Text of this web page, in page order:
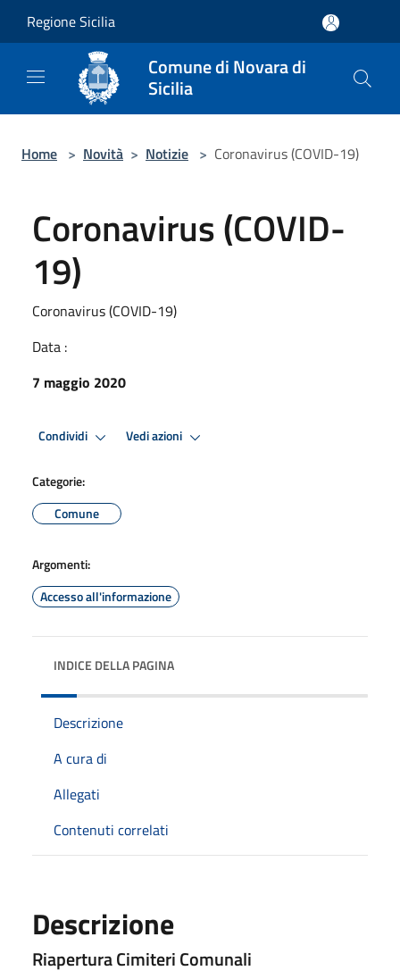
Regione Sicilia
Comune di Novara di
Sicilia
Home > Novità > Notizie > Coronavirus (COVID-19)
Coronavirus (COVID-
19)
Coronavirus (COVID-19)
Data :
7 maggio 2020
Condividi Vedi azioni
Categorie:
Comune
Argomenti:
Accesso all'informazione
INDICE DELLA PAGINA
Descrizione
A cura di
Allegati
Contenuti correlati
Descrizione
Riapertura Cimiteri Comunali